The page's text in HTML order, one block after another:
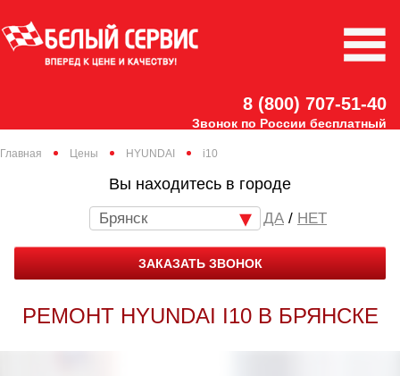
8 (800) 707-51-40
Звонок по России бесплатный
Главная Цены HYUNDAI i10
Вы находитесь в городе
Брянск / НЕТ
ЗАКАЗАТЬ ЗВОНОК
РЕМОНТ HYUNDAI I10 В БРЯНСКЕ